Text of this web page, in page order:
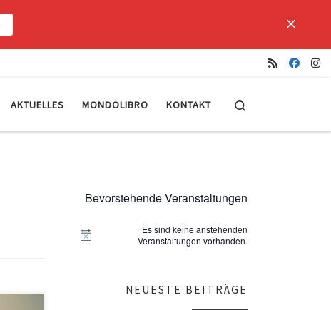
AKTUELLES MONDOLIBRO KONTAKT
Bevorstehende Veranstaltungen
H
Es sind keine anstehenden
Veranstaltungen vorhanden.
NEUESTE BEITRÄGE